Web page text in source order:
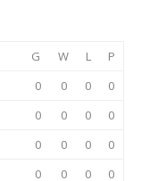
G W L
P
0 0 0
0
0 0 0
0
0 0 0
0
0 0 0
0